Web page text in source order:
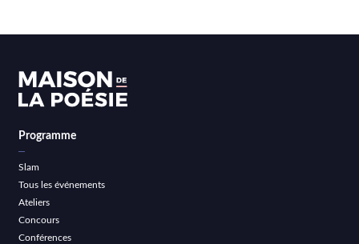
Programme
Slam
Tous les événements
Ateliers
Concours
Conférences